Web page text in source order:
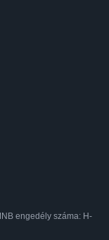
engedély száma: H-